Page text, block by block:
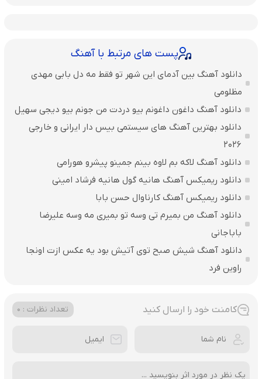
پست های مرتبط با آهنگ
دانلود آهنگ بین آدمای این شهر تو فقط مه دل بابی مهدی
مظلومی
دانلود آهنگ داغون داغونم بیو دردت من جونم بیو دیجی سهیل
دانلود بهترین آهنگ های سیستمی بیس دار ایرانی و خارجی
2026
دانلود آهنگ لاکه بم لاوه بینم جمینو پیشرو هورامی
دانلود ریمیکس آهنگ هانیه گول هانیه فرشاد امینی
دانلود ریمیکس آهنگ کارناوال حسن بابا
دانلود آهنگ من بمیرم تی وسه تو بمیری مه وسه علیرضا
باباجانی
دانلود آهنگ شیش صبح توی آتیش بود یه عکس ازت اونجا
راوین فرد
کامنت خود را ارسال کنید تعداد نظرات : 0